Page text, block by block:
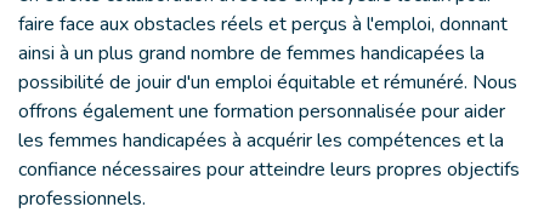
faire face aux obstacles réels et perçus à l'emploi, donnant
ainsi à un plus grand nombre de femmes handicapées la
possibilité de jouir d'un emploi équitable et rémunéré. Nous
offrons également une formation personnalisée pour aider
les femmes handicapées à acquérir les compétences et la
confiance nécessaires pour atteindre leurs propres objectifs
professionnels.